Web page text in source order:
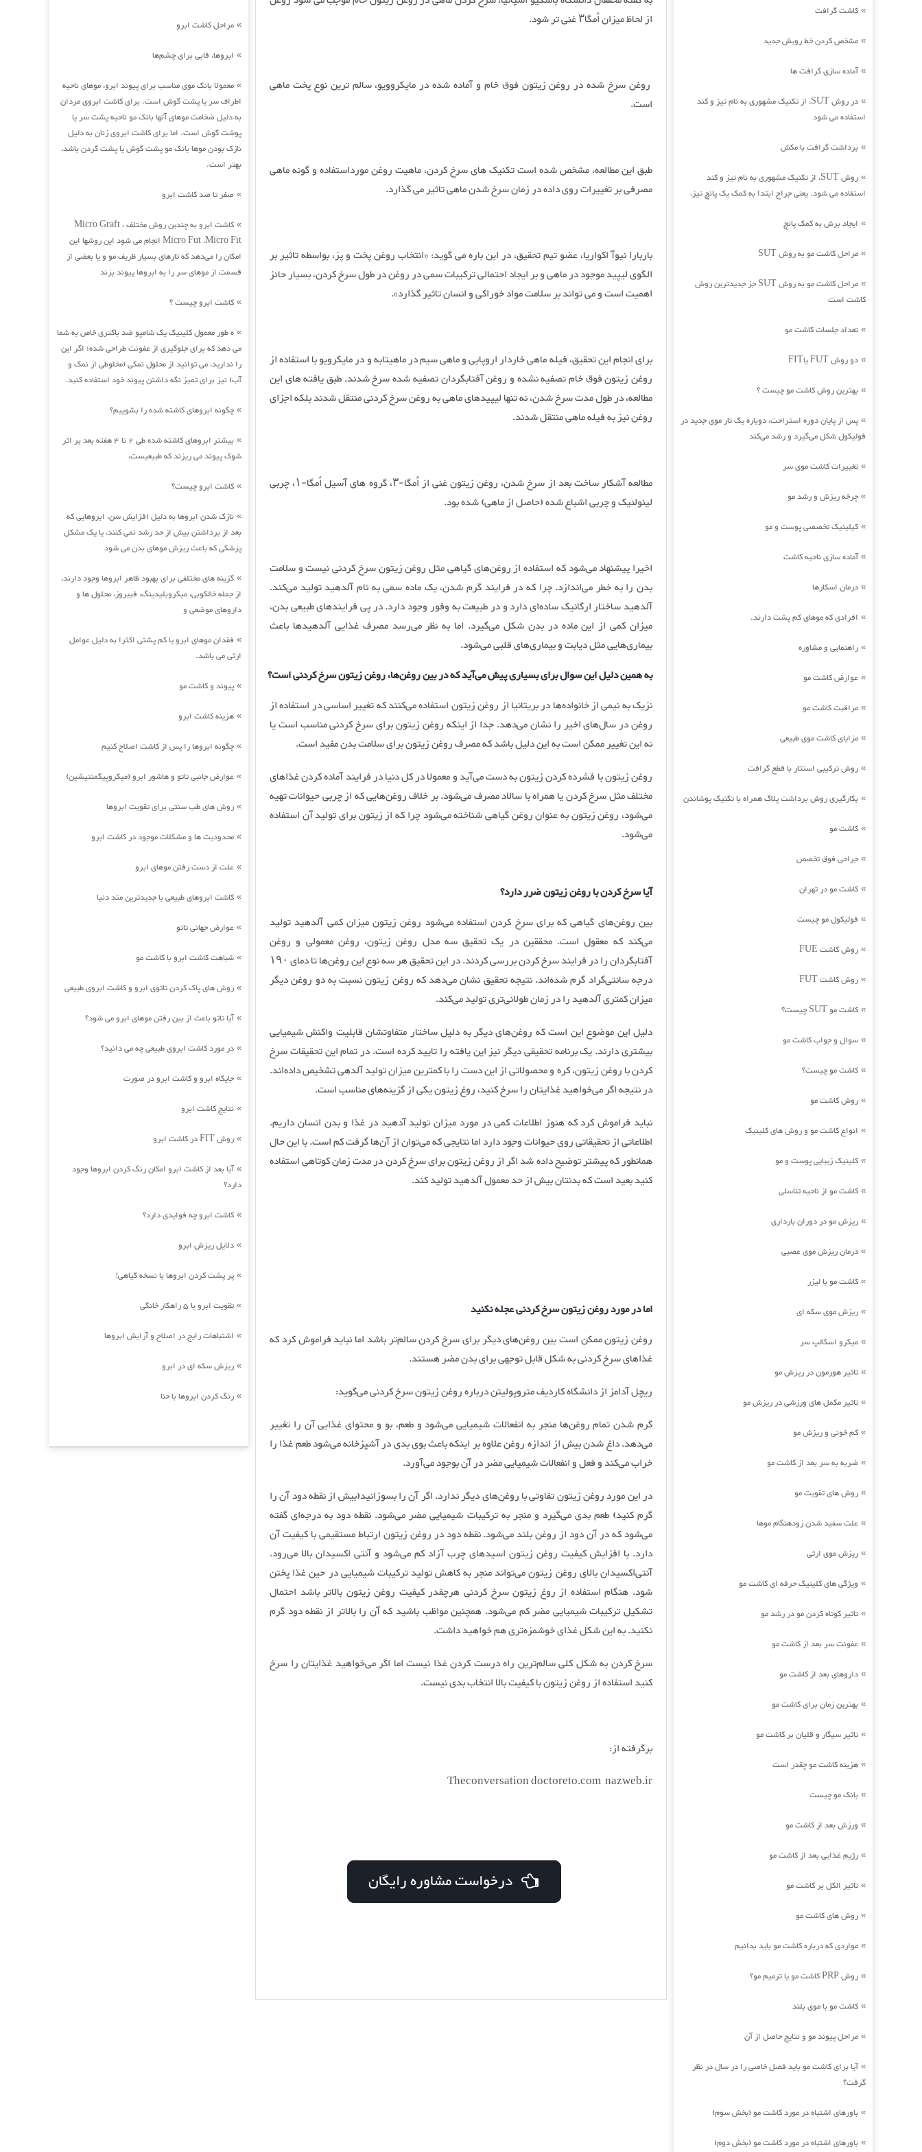
» مراحل کاشت ابرو
» ابروها، قابی برای چشم‌ها
» معمولا بانک موی مناسب برای پیوند ابرو، موهای ناحیه
اطراف سر یا پشت گوش است. برای کاشت ابروی مردان
به دلیل ضخامت موهای آنها بانک مو ناحیه پشت سر یا
پوشت گوش است. اما برای کاشت ابروی زنان به دلیل
نازک بودن موها بانک مو پشت گوش یا پشت گردن باشد،
بهتر است.
» صفر تا صد کاشت ابرو
»
کاشت ابرو به چندین روش مختلف Micro Graft ،
Micro Fut ،Micro Fit انجام می شود این روشها این
امکان را می‌دهد که تارهای بسیار ظریف مو و یا بعضی از
قسمت از موهای سر را به ابروها پیوند بزند
» کاشت ابرو چیست ؟
» ه طور معمول کلینیک یک شامپو ضد باکتری خاص به شما
می دهد که برای جلوگیری از عفونت طراحی شده؛ اگر این
را ندارید، می توانید از محلول نمکی (مخلوطی از نمک و
آب) نیز برای تمیز نگه داشتن پیوند خود استفاده کنید.
» چگونه ابروهای کاشته شده را بشوییم؟
»
بیشتر ابروهای کاشته شده طی 2 تا 4 هفته بعد بر اثر
شوک پیوند می ریزند که طبیعیست،
» کاشت ابرو چیست؟
» نازک شدن ابروها به دلیل افزایش سن، ابروهایی که
بعد از برداشتن بیش از حد رشد نمی کنند، یا یک مشکل
پزشکی که باعث ریزش موهای بدن می شود
» گزینه های مختلفی برای بهبود ظاهر ابروها وجود دارند،
از جمله خالکوبی، میکروبلیدینگ، فیبروز، محلول ها و
داروهای موضعی و
» فقدان موهای ابرو یا کم پشتی اکثرا به دلیل عوامل
ارثی می باشد.
» پیوند و کاشت مو
» هزینه کاشت ابرو
» چگونه ابروها را پس از کاشت اصلاح کنیم
» عوارض جانبی تاتو و هاشور ابرو (میکروپیگمنتیشین)
» روش های طب سنتی برای تقویت ابروها
» محدودیت ها و مشکلات موجود در کاشت ابرو
» علت از دست رفتن موهای ابرو
» کاشت ابروهای طبیعی با جدیدترین متد دنیا
» عوارض جهانی تاتو
» شباهت کاشت ابرو با کاشت مو
» روش های پاک کردن تاتوی ابرو و کاشت ابروی طبیعی
»آیا تاتو باعث از بین رفتن موهای ابرو می شود؟
» در مورد کاشت ابروی طبیعی چه می دانید؟
» جایگاه ابرو و کاشت ابرو در صورت
» نتایج کاشت ابرو
» روش FIT در کاشت ابرو
»آیا بعد از کاشت ابرو امکان رنگ کردن ابروها وجود
دارد؟
» کاشت ابرو چه فوایدی دارد؟
» دلایل ریزش ابرو
» پر پشت کردن ابروها با نسخه گیاهی!
» تقویت ابرو با 5 راهکار خانگی
» اشتباهات رایج در اصلاح و آرایش ابروها
» ریزش سکه ای در ابرو
» رنگ کردن ابروها با حنا
از لحاظ میزان اُمگا۳ غنی تر شود.
روغن سرخ شده در روغن زیتون فوق خام و آماده شده در مایکروویو، سالم ترین نوع پخت ماهی
است.
طبق این مطالعه، مشخص شده است تکنیک های سرخ کردن، ماهیت روغن مورداستفاده و گونه ماهی
مصرفی بر تغییرات روی داده در زمان سرخ شدن ماهی تاثیر می گذارد.
باربارا نیوآ اکواریا، عضو تیم تحقیق، در این باره می گوید: «انتخاب روغن پخت و پز، بواسطه تاثیر بر
الگوی لیپید موجود در ماهی و بر ایجاد احتمالی ترکیبات سمی در روغن در طول سرخ کردن، بسیار حائز
اهمیت است و می تواند بر سلامت مواد خوراکی و انسان تاثیر گذارد».
برای انجام این تحقیق، فیله ماهی خاردار اروپایی و ماهی سیم در ماهیتابه و در مایکرویو با استفاده از
روغن زیتون فوق خام تصفیه نشده و روغن آفتابگردان تصفیه شده سرخ شدند. طبق یافته های این
مطالعه، در طول مدت سرخ شدن، نه تنها لیپیدهای ماهی به روغن سرخ کردنی منتقل شدند بلکه اجزای
روغن نیز به فیله ماهی منتقل شدند.
مطالعه آشکار ساخت بعد از سرخ شدن، روغن زیتون غنی از اُمگا-۳، گروه های آسیل اُمگا-۱، چربی
لینولئیک و چربی اشباع شده (حاصل از ماهی) شده بود.
اخیرا پیشنهاد می‌شود که استفاده از روغن‌های گیاهی مثل روغن زیتون سرخ کردنی نیست و سلامت
بدن را به خطر می‌اندازد. چرا که در فرایند گرم شدن، یک ماده سمی به نام آلدهید تولید می‌کند.
آلدهید ساختار ارگانیک ساده‌ای دارد و در طبیعت به وفور وجود دارد. در پی فرایندهای طبیعی بدن،
میزان کمی از این ماده در بدن شکل می‌گیرد. اما به نظر می‌رسد مصرف غذایی آلدهیدها باعث
بیماری‌هایی مثل دیابت و بیماری‌های قلبی می‌شود.
به همین دلیل این سوال برای بسیاری پیش می‌آید که در بین روغن‌ها، روغن زیتون سرخ کردنی است؟
نزیک به نیمی از خانواده‌ها در بریتانیا از روغن زیتون استفاده می‌کنند که تغییر اساسی در استفاده از
روغن در سال‌های اخیر را نشان می‌دهد. جدا از اینکه روغن زیتون برای سرخ کردنی مناسب است یا
نه این تغییر ممکن است به این دلیل باشد که مصرف روغن زیتون برای سلامت بدن مفید است.
روغن زیتون با فشرده کردن زیتون به دست می‌آید و معمولا در کل دنیا در فرایند آماده کردن غذاهای
مختلف مثل سرخ کردن یا همراه با سالاد مصرف می‌شود. بر خلاف روغن‌هایی که از چربی حیوانات تهیه
می‌شود، روغن زیتون به عنوان روغن گیاهی شناخته می‌شود چرا که از زیتون برای تولید آن استفاده
می‌شود.
آیا سرخ کردن با روغن زیتون ضرر دارد؟
بین روغن‌های گیاهی که برای سرخ کردن استفاده می‌شود روغن زیتون میزان کمی آلدهید تولید
می‌کند که معقول است. محققین در یک تحقیق سه مدل روغن‌ زیتون، روغن‌ معمولی و روغن
آفتابگردان را در فرایند سرخ کردن بررسی کردند. در این تحقیق هر سه نوع این روغن‌ها تا دمای ۱۹۰
درجه سانتی‌گراد گرم شده‌اند. نتیجه تحقیق نشان می‌دهد که روغن زیتون نسبت به دو روغن دیگر
میزان کمتری آلدهید را در زمان طولانی‌تری تولید می‌کند.
دلیل این موضوع این است که روغن‌های دیگر به دلیل ساختار متفاوتشان قابلیت واکنش شیمیایی
بیشتری دارند. یک برنامه تحقیقی دیگر نیز این یافته را تایید کرده است. در تمام این تحقیقات سرخ
کردن با روغن زیتون، کره و محصولاتی از این دست را با کمترین میزان تولید آلدهی تشخیص داده‌اند.
در نتیجه اگر می‌خواهید غذایتان را سرخ کنید، روغ زیتون یکی از گزینه‌های مناسب است.
نباید فراموش کرد که هنوز اطلاعات کمی در مورد میزان تولید آدهید در غذا و بدن انسان داریم.
اطلاعاتی از تحقیقاتی روی حیوانات وجود دارد اما نتایجی که می‌توان از آن‌ها گرفت کم است. با این حال
همانطور که پیشتر توضیح داده شد اگر از روغن زیتون برای سرخ کردن در مدت زمان کوتاهی استفاده
کنید بعید است که بدنتان بیش از حد معمول آلدهید تولید کند.
اما در مورد روغن زیتون سرخ کردنی عجله نکنید
روغن زیتون ممکن است بین روغن‌های دیگر برای سرخ کردن سالم‌تر باشد اما نباید فراموش کرد که
غذاهای سرخ کردنی به شکل قابل توجهی برای بدن مضر هستند.
ریچل آدامز از دانشگاه کاردیف متروپولیتن درباره روغن زیتون سرخ کردنی می‌گوید:
گرم شدن تمام روغن‌ها منجر به انفعالات شیمیایی می‌شود و طعم، بو و محتوای غذایی آن را تغییر
می‌دهد. داغ شدن بیش از اندازه روغن علاوه بر اینکه باعث بوی بدی در آشپزخانه می‌شود طعم غذا را
خراب می‌کند و فعل و انفعالات شیمیایی مضر در آن بوجود می‌آورد.
در این مورد روغن زیتون تفاوتی با روغن‌های دیگر ندارد. اگر آن را بسوزانید(بیش از نقطه دود آن را
گرم کنید) طعم بدی می‌گیرد و منجر به ترکیبات شیمیایی مضر می‌شود. نقطه دود به درجه‌ای گفته
می‌شود که در آن دود از روغن بلند می‌شود. نقطه دود در روغن زیتون ارتباط مستقیمی با کیفیت آن
دارد. با افزایش کیفیت روغن زیتون اسیدهای چرب آزاد کم می‌شود و آنتی اکسیدان بالا می‌رود.
آنتی‌اکسیدان بالای روغن زیتون می‌تواند منجر به کاهش تولید ترکیبات شیمیایی در حین غذا پختن
شود. هنگام استفاده از روغ زیتون سرخ کردنی هرچقدر کیفیت روغن زیتون بالاتر باشد احتمال
تشکیل ترکیبات شیمیایی مضر کم می‌شود. همچنین مواظب باشید که آن را بالاتر از نقطه دود گرم
نکنید. به این شکل غذای خوشمزه‌تری هم خواهید داشت.
سرخ کردن به شکل کلی سالم‌ترین راه درست کردن غذا نیست اما اگر می‌خواهید غذایتان را سرخ
کنید استفاده از روغن زیتون با کیفیت بالا انتخاب بدی نیست.
برگرفته از:
Theconversation doctoreto.com nazweb.ir
درخواست مشاوره رایگان
» کاشت گرافت
» مشخص کردن خط رویش جدید
»آماده سازی گرافت ها
»
در روش SUT، از تکنیک مشهوری به نام تیز و کند
استفاده می شود
» برداشت گرافت با مکش
»
روش SUT، از تکنیک مشهوری به نام تیز و کند
استفاده می شود. یعنی جراح ابتدا به کمک یک پانچ تیز،
» ایجاد برش به کمک پانچ
» مراحل کاشت مو به روش SUT
»
مراحل کاشت مو به روش SUT جز جدیدترین روش
کاشت است
» تعداد جلسات کاشت مو
» دو روش FUT یاFIT
» بهترین روش کاشت مو چیست ؟
» پس از پایان دوره استراحت، دوباره یک تار موی جدید در
فولیکول شکل می‌گیرد و رشد می‌کند
» تغییرات کاشت موی سر
» چرخه ریزش و رشد مو
» کیلینیک تخصصی پوست و مو
»آماده سازی ناحیه کاشت
» درمان اسکارها
» افرادی که موهای کم پشت دارند.
» راهنمایی و مشاوره
» عوارض کاشت مو
» مراقبت کاشت مو
» مزایای کاشت موی طبیعی
» روش ترکیبی استتار با قطع گرافت
» بکارگیری روش برداشت پلاگ همراه با تکنیک پوشاندن
» کاشت مو
» جراحی فوق تخصص
» کاشت مو در تهران
» فولیکول مو چیست
» روش کاشت FUE
» روش کاشت FUT
» کاشت مو SUT چیست؟
» سوال و جواب کاشت مو
» کاشت مو چیست؟
» روش کاشت مو
» انواع کاشت مو و روش های کلینیک
» کلینیک زیبایی پوست و مو
» کاشت مو از ناحیه تناسلی
» ریزش مو در دوران بارداری
» درمان ریزش موی عصبی
» کاشت مو با لیزر
» ریزش موی سکه ای
» میکرو اسکالپ سر
» تاثیر هورمون در ریزش مو
» تاثیر مکمل های ورزشی در ریزش مو
» کم خونی و ریزش مو
» ضربه به سر بعد از کاشت مو
» روش های تقویت مو
» علت سفید شدن زودهنگام موها
» ریزش موی ارثی
» ویژگی های کلینیک حرفه ای کاشت مو
» تاثیر کوتاه کردن مو در رشد مو
» عفونت سر بعد از کاشت مو
» داروهای بعد از کاشت مو
» بهترین زمان برای کاشت مو
» تاثیر سیگار و قلیان بر کاشت مو
» هزینه کاشت مو چقدر است
» بانک مو چیست
» ورزش بعد از کاشت مو
» رژیم غذایی بعد از کاشت مو
» تاثیر الکل بر کاشت مو
» روش های کاشت مو
» مواردی که درباره کاشت مو باید بدانیم
» روش PRP کاشت مو یا ترمیم مو؟
» کاشت مو با موی بلند
» مراحل پیوند مو و نتایج حاصل از آن
»آیا برای کاشت مو باید فصل خاصی را در سال در نظر
گرفت؟
» باورهای اشتباه در مورد کاشت مو (بخش سوم)
» باورهای اشتباه در مورد کاشت مو (بخش دوم)